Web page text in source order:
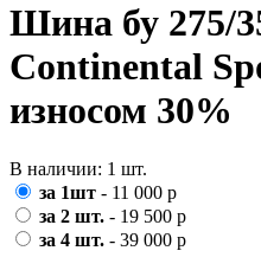
Шина бу 275/
Continental
износом 30%
В наличии: 1 шт.
за 1шт - 11 000 р
за 2 шт. - 19 500 р
за 4 шт. - 39 000 р